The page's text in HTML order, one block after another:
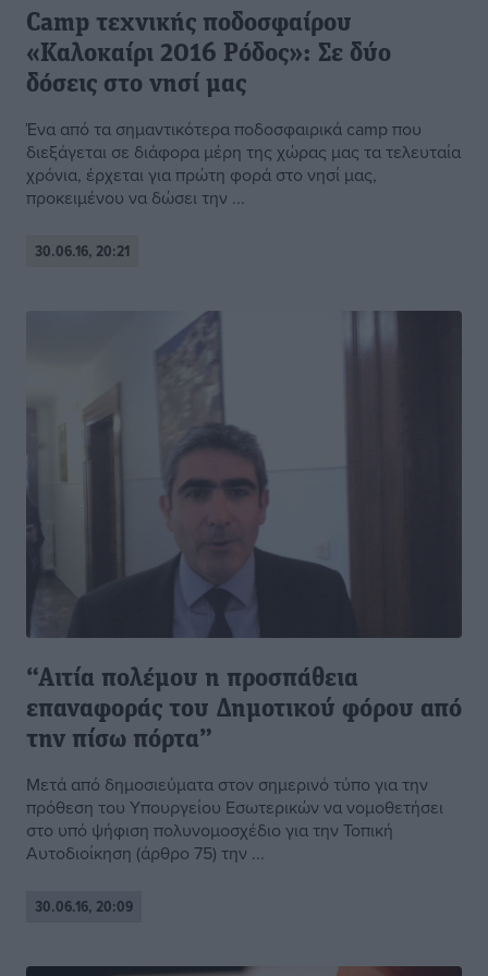
Camp τεχνικής ποδοσφαίρου
«Καλοκαίρι 2016 Ρόδος»: Σε δύο
δόσεις στο νησί μας
Ένα από τα σημαντικότερα ποδοσφαιρικά camp που
διεξάγεται σε διάφορα μέρη της χώρας μας τα τελευταία
χρόνια, έρχεται για πρώτη φορά στο νησί μας,
προκειμένου να δώσει την ...
30.06.16, 20:21
“Αιτία πολέμου η προσπάθεια
επαναφοράς του Δημοτικού φόρου από
την πίσω πόρτα”
Μετά από δημοσιεύματα στον σημερινό τύπο για την
πρόθεση του Υπουργείου Εσωτερικών να νομοθετήσει
στο υπό ψήφιση πολυνομοσχέδιο για την Τοπική
Αυτοδιοίκηση (άρθρο 75) την ...
30.06.16, 20:09